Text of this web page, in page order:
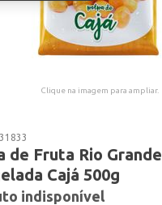
Clique na imagem para ampliar.
31833
de Fruta Rio Grande
Cajá 500g
indisponível